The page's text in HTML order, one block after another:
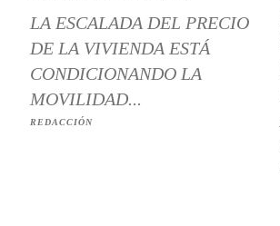
LA ESCALADA DEL PRECIO
DE LA VIVIENDA ESTÁ
CONDICIONANDO LA
MOVILIDAD...
REDACCIÓN